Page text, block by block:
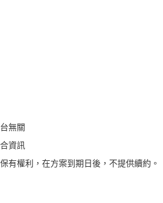
無關
資訊
有權利，在方案到期日後，不提供續約。